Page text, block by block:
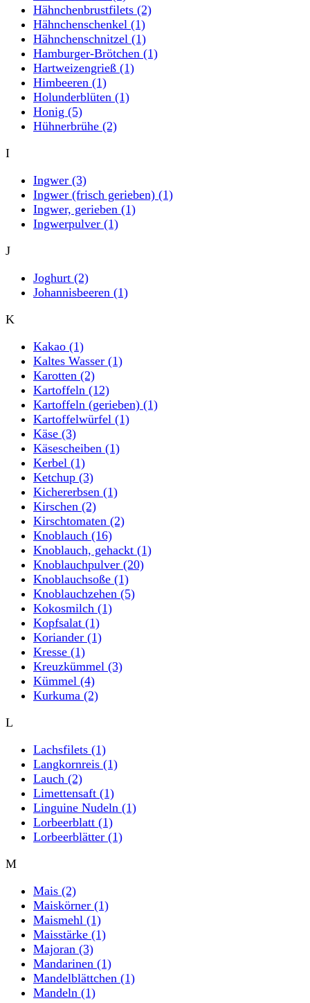
Hähnchenbrustfilets (2)
Hähnchenschenkel (1)
Hähnchenschnitzel (1)
Hamburger-Brötchen (1)
Hartweizengrieß (1)
Himbeeren (1)
Holunderblüten (1)
Honig (5)
Hühnerbrühe (2)
I
Ingwer (3)
Ingwer (frisch gerieben) (1)
Ingwer, gerieben (1)
Ingwerpulver (1)
J
Joghurt (2)
Johannisbeeren (1)
K
Kakao (1)
Kaltes Wasser (1)
Karotten (2)
Kartoffeln (12)
Kartoffeln (gerieben) (1)
Kartoffelwürfel (1)
Käse (3)
Käsescheiben (1)
Kerbel (1)
Ketchup (3)
Kichererbsen (1)
Kirschen (2)
Kirschtomaten (2)
Knoblauch (16)
Knoblauch, gehackt (1)
Knoblauchpulver (20)
Knoblauchsoße (1)
Knoblauchzehen (5)
Kokosmilch (1)
Kopfsalat (1)
Koriander (1)
Kresse (1)
Kreuzkümmel (3)
Kümmel (4)
Kurkuma (2)
L
Lachsfilets (1)
Langkornreis (1)
Lauch (2)
Limettensaft (1)
Linguine Nudeln (1)
Lorbeerblatt (1)
Lorbeerblätter (1)
M
Mais (2)
Maiskörner (1)
Maismehl (1)
Maisstärke (1)
Majoran (3)
Mandarinen (1)
Mandelblättchen (1)
Mandeln (1)